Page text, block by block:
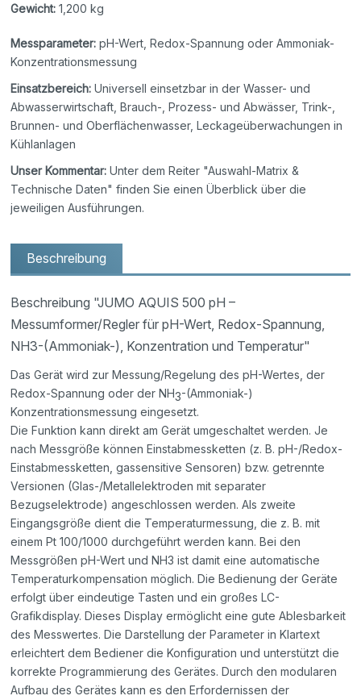
Gewicht: 1,200 kg
Messparameter: pH-Wert, Redox-Spannung oder Ammoniak-
Konzentrationsmessung
Einsatzbereich: Universell einsetzbar in der Wasser- und
Abwasserwirtschaft, Brauch-, Prozess- und Abwässer, Trink-,
Brunnen- und Oberflächenwasser, Leckageüberwachungen in
Kühlanlagen
Unser Kommentar: Unter dem Reiter "Auswahl-Matrix &
Technische Daten" finden Sie einen Überblick über die
jeweiligen Ausführungen.
Beschreibung
Beschreibung "JUMO AQUIS 500 pH –
Messumformer/Regler für pH-Wert, Redox-Spannung,
NH3-(Ammoniak-), Konzentration und Temperatur"
Das Gerät wird zur Messung/Regelung des pH-Wertes, der
Redox-Spannung oder der NH3-(Ammoniak-)
Konzentrationsmessung eingesetzt.
Die Funktion kann direkt am Gerät umgeschaltet werden. Je
nach Messgröße können Einstabmessketten (z. B. pH-/Redox-
Einstabmessketten, gassensitive Sensoren) bzw. getrennte
Versionen (Glas-/Metallelektroden mit separater
Bezugselektrode) angeschlossen werden. Als zweite
Eingangsgröße dient die Temperaturmessung, die z. B. mit
einem Pt 100/1000 durchgeführt werden kann. Bei den
Messgrößen pH-Wert und NH3 ist damit eine automatische
Temperaturkompensation möglich. Die Bedienung der Geräte
erfolgt über eindeutige Tasten und ein großes LC-
Grafikdisplay. Dieses Display ermöglicht eine gute Ablesbarkeit
des Messwertes. Die Darstellung der Parameter in Klartext
erleichtert dem Bediener die Konfiguration und unterstützt die
korrekte Programmierung des Gerätes. Durch den modularen
Aufbau des Gerätes kann es den Erfordernissen der